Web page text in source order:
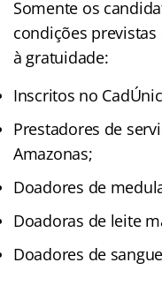
Somente os
condições
à gratuidade:
Inscritos no
Prestadores de
Amazonas;
Doadores de
Doadoras de leite
Doadores de